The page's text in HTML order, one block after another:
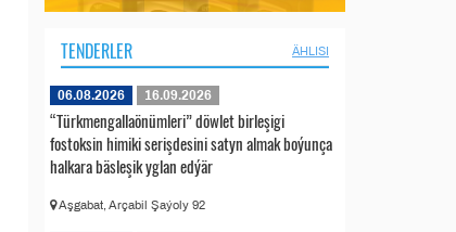
TENDERLER ÄHLISI
06.08.2026 16.09.2026
“Türkmengallaönümleri” döwlet birleşigi
fostoksin himiki serişdesini satyn almak boýunça
halkara bäsleşik yglan edýär
Aşgabat, Arçabil Şaýoly 92